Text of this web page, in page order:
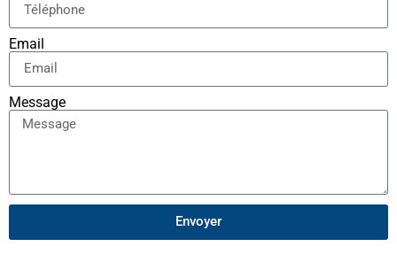
Email
Message
Envoyer